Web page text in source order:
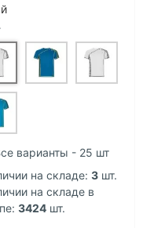
варианты - 25 шт
на складе: 3 шт.
на складе в
3424 шт.